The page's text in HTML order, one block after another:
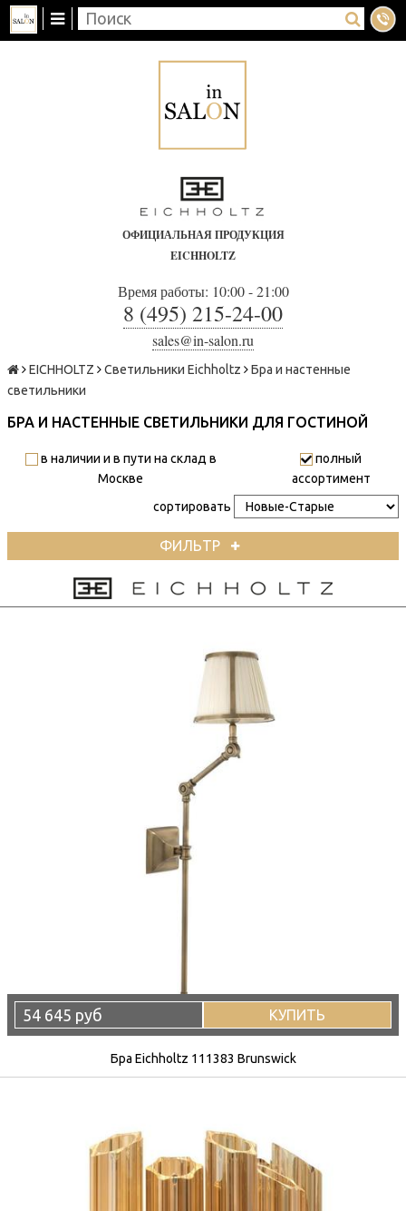
ОФИЦИАЛЬНАЯ ПРОДУКЦИЯ
EICHHOLTZ
Время работы: 10:00 - 21:00
8 (495) 215-24-00
sales@in-salon.ru
EICHHOLTZ Светильники Eichholtz
Бра и настенные
светильники
БРА И НАСТЕННЫЕ СВЕТИЛЬНИКИ ДЛЯ ГОСТИНОЙ
в наличии и в пути на склад в
Москве
полный
ассортимент
сортировать
ФИЛЬТР
54 645 руб КУПИТЬ
Бра Eichholtz 111383 Brunswick